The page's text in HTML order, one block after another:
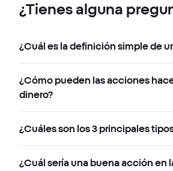
¿Tienes alguna
¿Cuál es la definición simple de
¿Cómo pueden las acciones
dinero?
¿Cuáles son los 3 principales
¿Cuál sería una buena acción en